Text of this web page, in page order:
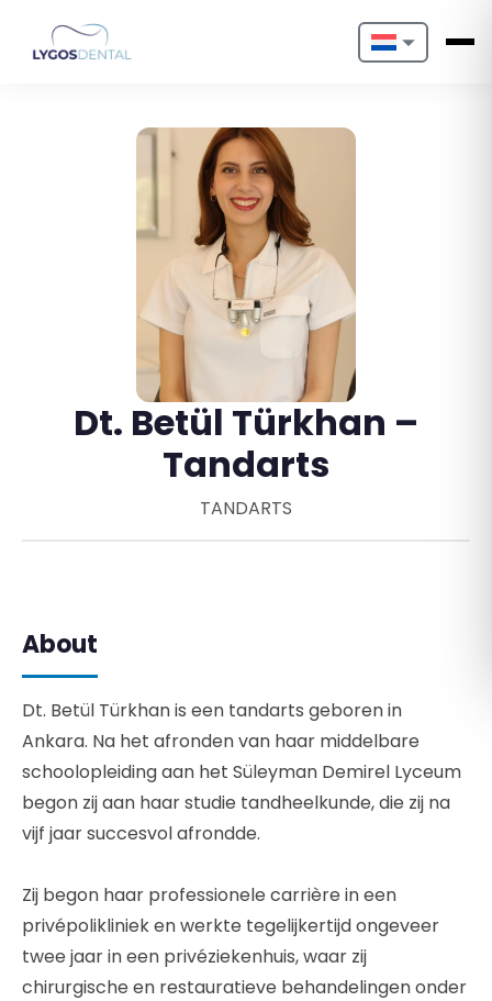
Italiano
Dt. Betül Türkhan –
Tandarts
TANDARTS
About
Dt. Betül Türkhan is een tandarts geboren in
Ankara. Na het afronden van haar middelbare
schoolopleiding aan het Süleyman Demirel Lyceum
begon zij aan haar studie tandheelkunde, die zij na
vijf jaar succesvol afrondde.
Zij begon haar professionele carrière in een
privépolikliniek en werkte tegelijkertijd ongeveer
twee jaar in een privéziekenhuis, waar zij
chirurgische en restauratieve behandelingen onder